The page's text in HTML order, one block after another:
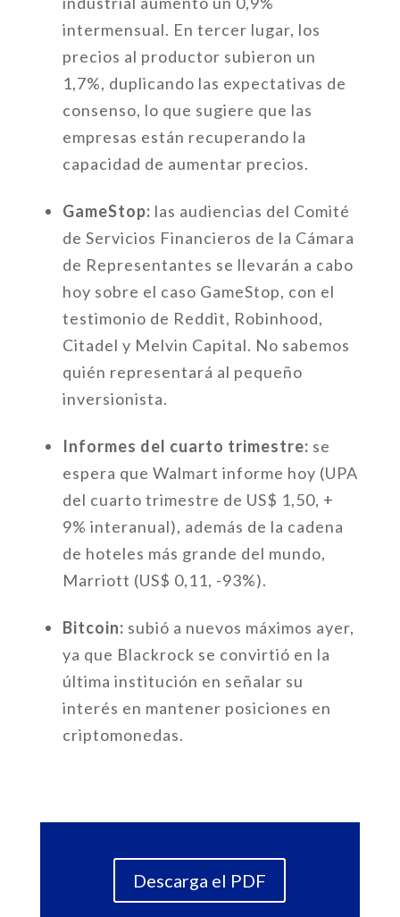
intermensual. En tercer lugar, los
precios al productor subieron un
1,7%, duplicando las expectativas de
consenso, lo que sugiere que las
empresas están recuperando la
capacidad de aumentar precios.
GameStop: las audiencias del Comité
de Servicios Financieros de la Cámara
de Representantes se llevarán a cabo
hoy sobre el caso GameStop, con el
testimonio de Reddit, Robinhood,
Citadel y Melvin Capital. No sabemos
quién representará al pequeño
inversionista.
Informes del cuarto trimestre: se
espera que Walmart informe hoy (UPA
del cuarto trimestre de US$ 1,50, +
9% interanual), además de la cadena
de hoteles más grande del mundo,
Marriott (US$ 0,11, -93%).
Bitcoin: subió a nuevos máximos ayer,
ya que Blackrock se convirtió en la
última institución en señalar su
interés en mantener posiciones en
criptomonedas.
Descarga el PDF